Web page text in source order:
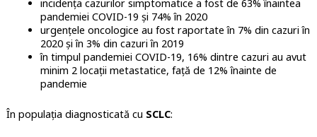
incidența cazurilor simptomatice a fost de 63% înaintea
pandemiei COVID-19 și 74% în 2020
urgențele oncologice au fost raportate în 7% din cazuri în
2020 și în 3% din cazuri în 2019
în timpul pandemiei COVID-19, 16% dintre cazuri au avut
minim 2 locații metastatice, față de 12% înainte de
pandemie
În populația diagnosticată cu SCLC: